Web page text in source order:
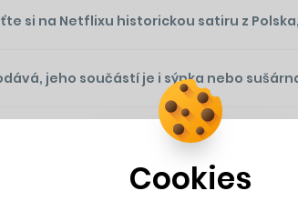
si na Netflixu historickou satiru z
jeho součástí je i sýpka nebo
Mladý investor to zvládl s akciemi
Cookies